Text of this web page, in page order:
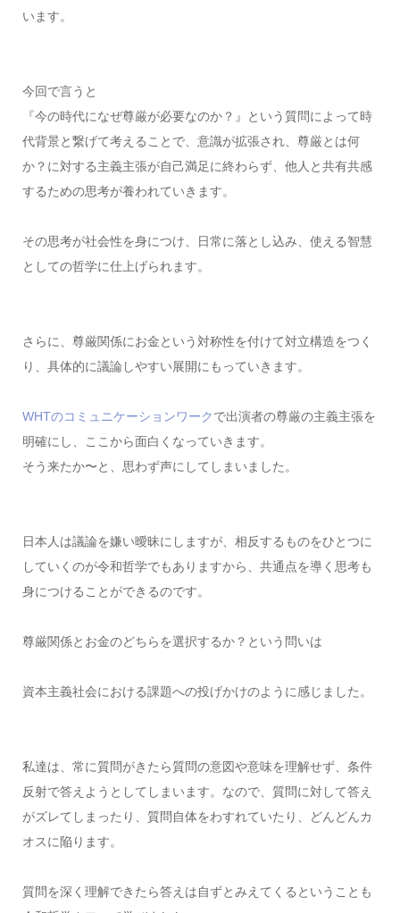
います。
今回で言うと
『今の時代になぜ尊厳が必要なのか？』という質問によって時
代背景と繋げて考えることで、意識が拡張され、尊厳とは何
か？に対する主義主張が自己満足に終わらず、他人と共有共感
するための思考が養われていきます。
その思考が社会性を身につけ、日常に落とし込み、使える智慧
としての哲学に仕上げられます。
さらに、尊厳関係にお金という対称性を付けて対立構造をつく
り、具体的に議論しやすい展開にもっていきます。
WHTのコミュニケーションワークで出演者の尊厳の主義主張を
明確にし、ここから面白くなっていきます。
そう来たか〜と、思わず声にしてしまいました。
日本人は議論を嫌い曖昧にしますが、相反するものをひとつに
していくのが令和哲学でもありますから、共通点を導く思考も
身につけることができるのです。
尊厳関係とお金のどちらを選択するか？という問いは
資本主義社会における課題への投げかけのように感じました。
私達は、常に質問がきたら質問の意図や意味を理解せず、条件
反射で答えようとしてしまいます。なので、質問に対して答え
がズレてしまったり、質問自体をわすれていたり、どんどんカ
オスに陥ります。
質問を深く理解できたら答えは自ずとみえてくるということも